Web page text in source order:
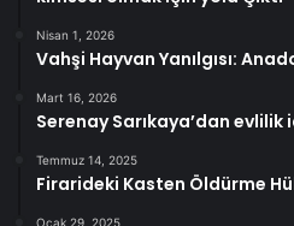
Nisan 1, 2026
Vahşi Hayvan Yanılgısı:
Mart 16, 2026
Serenay Sarıkaya’dan evlilik
Temmuz 14, 2025
Firarideki Kasten Öldürme
Ocak 29, 2025